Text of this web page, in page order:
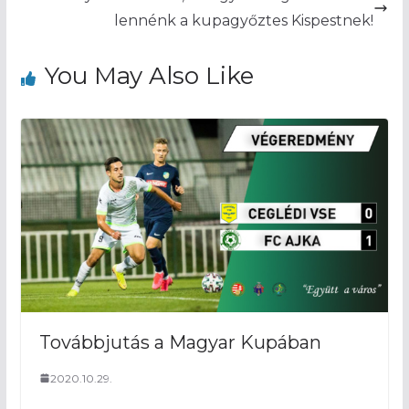
lennénk a kupagyőztes Kispestnek!
You May Also Like
Továbbjutás a Magyar Kupában
2020.10.29.